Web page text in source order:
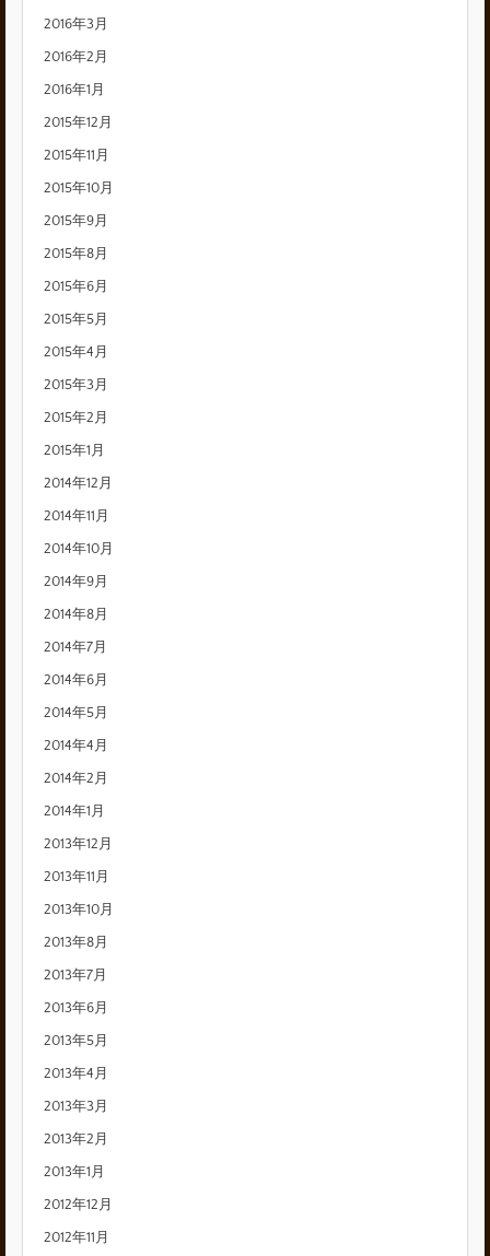
2016年3月
2016年2月
2016年1月
2015年12月
2015年11月
2015年10月
2015年9月
2015年8月
2015年6月
2015年5月
2015年4月
2015年3月
2015年2月
2015年1月
2014年12月
2014年11月
2014年10月
2014年9月
2014年8月
2014年7月
2014年6月
2014年5月
2014年4月
2014年2月
2014年1月
2013年12月
2013年11月
2013年10月
2013年8月
2013年7月
2013年6月
2013年5月
2013年4月
2013年3月
2013年2月
2013年1月
2012年12月
2012年11月